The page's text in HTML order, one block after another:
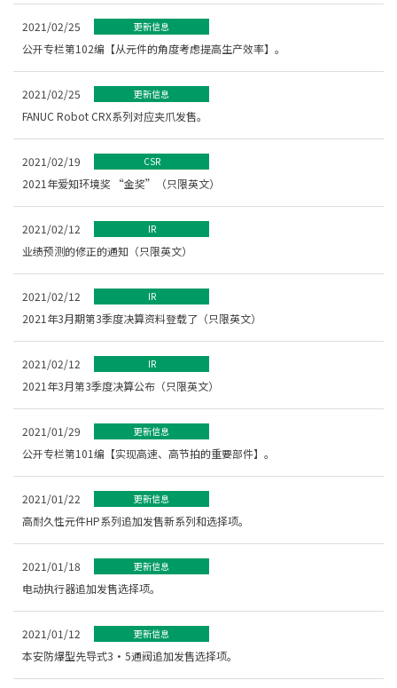
2021/02/25 更新信息
公开专栏第102编【从元件的角度考虑提高生产效率】。
2021/02/25 更新信息
FANUC Robot CRX系列对应夹爪发售。
2021/02/19 CSR
2021年爱知环境奖 “金奖”（只限英文）
2021/02/12 IR
业绩预测的修正的通知（只限英文）
2021/02/12 IR
2021年3月期第3季度决算资料登载了（只限英文）
2021/02/12 IR
2021年3月第3季度决算公布（只限英文）
2021/01/29 更新信息
公开专栏第101编【实现高速、高节拍的重要部件】。
2021/01/22 更新信息
高耐久性元件HP系列追加发售新系列和选择项。
2021/01/18 更新信息
电动执行器追加发售选择项。
2021/01/12 更新信息
本安防爆型先导式3・5通阀追加发售选择项。